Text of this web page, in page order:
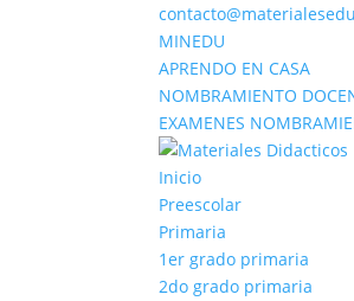
MINEDU
APRENDO EN CASA
NOMBRAMIENTO
EXAMENES
Inicio
Preescolar
Primaria
1er grado primaria
2do grado primaria